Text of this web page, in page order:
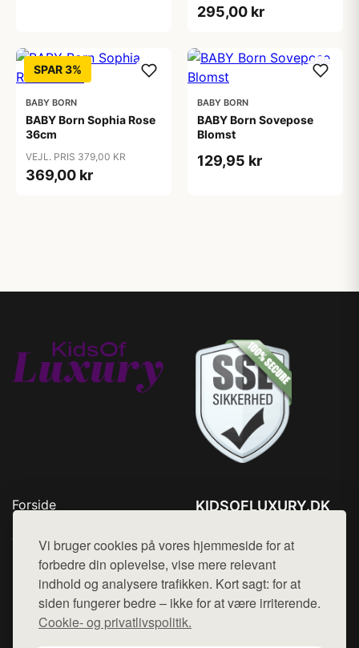
Vi bruger cookies på vores hjemmeside for at
forbedre din oplevelse, vise mere relevant
indhold og analysere trafikken. Kort sagt: for at
siden fungerer bedre – ikke for at være irriterende.
Cookie- og privatlivspolitik.
295,00 kr
SPAR 3%
BABY BORN
BABY Born Sophia Rose
36cm
VEJL. PRIS 379,00 KR
369,00 kr
BABY BORN
BABY Born Sovepose
Blomst
129,95 kr
Forside
Top Rabatter
Kontakt
KIDSOFLUXURY.DK
Mail: hej@want.dk
Cookie- og privatlivspolitik